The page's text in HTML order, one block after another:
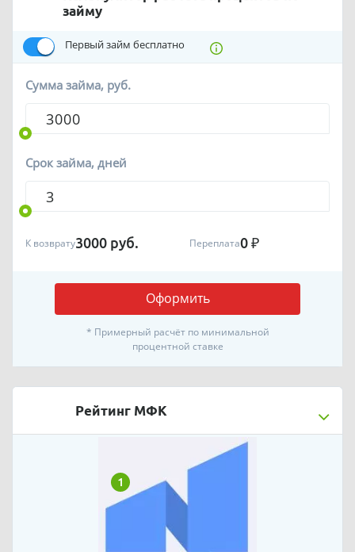
займу
Первый займ бесплатно
Сумма займа, руб.
Срок займа, дней
Оформить
К возврату3000 руб. Переплата0 ₽
* Примерный расчёт по минимальной
процентной ставке
Рейтинг МФК
1